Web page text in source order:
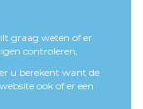
graag weten of er
controleren,
u berekent want de
ook of er een